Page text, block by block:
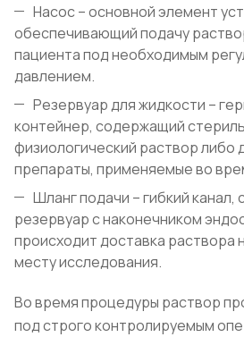
Насос – основной элемент
обеспечивающий подачу
пациента под необходимым
давлением.
Резервуар для жидкости –
контейнер, содержащий
физиологический раствор либо
препараты, применяемые во
Шланг подачи – гибкий
резервуар с наконечником
происходит доставка раствора
месту исследования.
Во время процедуры раствор
под строго контролируемым